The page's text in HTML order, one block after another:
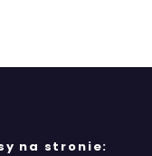
na stronie: